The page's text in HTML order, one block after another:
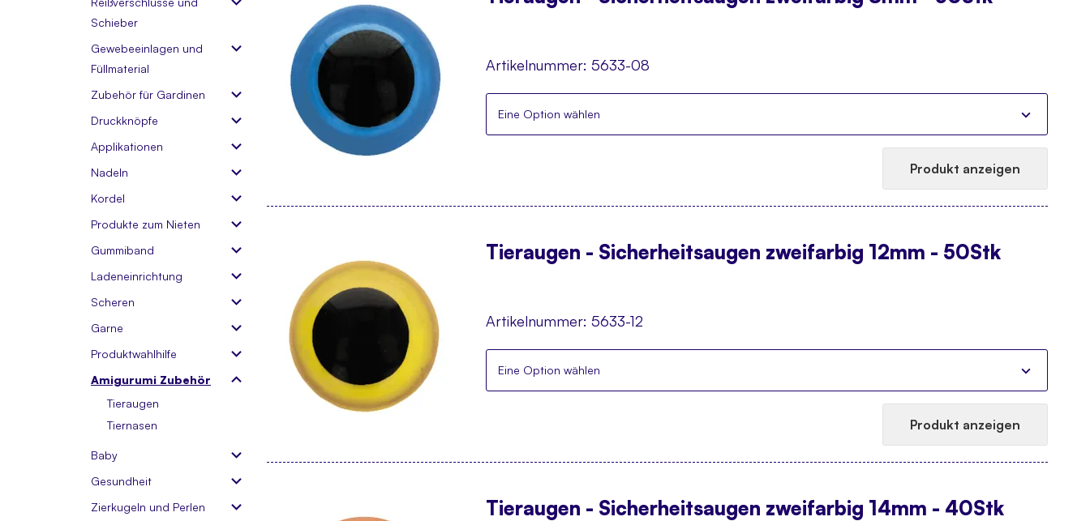
Artikelnummer: 5633-08
Eine Option wählen
Produkt anzeigen
Tieraugen - Sicherheitsaugen zweifarbig 12mm - 50Stk
Artikelnummer: 5633-12
Eine Option wählen
Produkt anzeigen
Tieraugen - Sicherheitsaugen zweifarbig 14mm - 40Stk
Schieber
Gewebeeinlagen und
Füllmaterial
Zubehör für Gardinen
Druckknöpfe
Applikationen
Nadeln
Kordel
Produkte zum Nieten
Gummiband
Ladeneinrichtung
Scheren
Garne
Produktwahlhilfe
Amigurumi Zubehör
Tieraugen
Tiernasen
Baby
Gesundheit
Zierkugeln und Perlen